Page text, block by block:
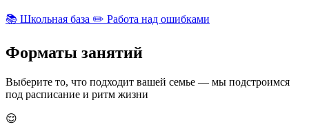
📚 Школьная база ✏️ Работа над ошибками
Форматы занятий
Выберите то, что подходит вашей семье — мы подстроимся
под расписание и ритм жизни
😌